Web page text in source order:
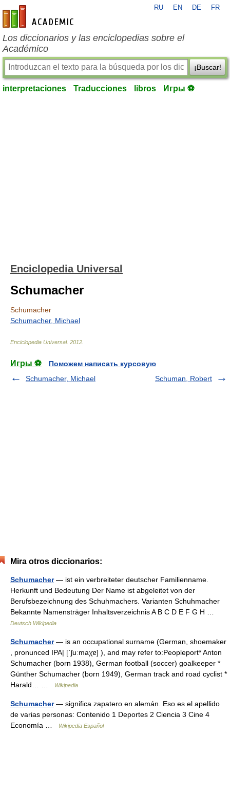
es-academic.com
RU EN DE FR
Los diccionarios y las enciclopedias sobre el
Académico
¡Buscar!
interpretaciones Traducciones libros Игры ⚽
Enciclopedia Universal
Schumacher
Schumacher
Schumacher, Michael
Enciclopedia Universal. 2012
Игры ⚽
Поможем написать курсовую
Schumacher, Michael
Schuman, Robert
Mira otros diccionarios:
Schumacher— ist ein verbreiteter deutscher Familienname.
Herkunft und Bedeutung Der Name ist abgeleitet von der
Berufsbezeichnung des Schuhmachers. Varianten Schuhmacher
Bekannte Namensträger Inhaltsverzeichnis A B C D E F G H …
Deutsch Wikipedia
Schumacher— is an occupational surname (German, shoemaker
, pronunced IPA| [ˈʃuːmaχɐ] ), and may refer to:Peopleport* Anton
Schumacher (born 1938), German football (soccer) goalkeeper *
Günther Schumacher (born 1949), German track and road cyclist *
Harald… …
Wikipedia
Schumacher— significa zapatero en alemán. Eso es el apellido
de varias personas: Contenido 1 Deportes 2 Ciencia 3 Cine 4
Economía …
Wikipedia Español